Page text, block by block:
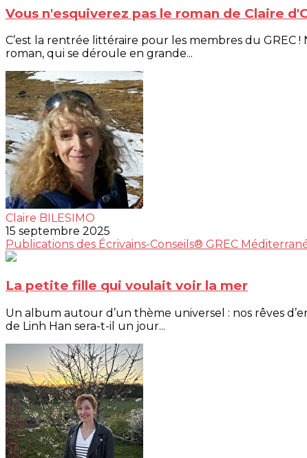
Vous n'esquiverez pas le roman de Claire
C’est la rentrée littéraire pour les membres du GREC
roman, qui se déroule en grande...
Claire BILESIMO
15 septembre 2025
Publications des Écrivains-Conseils® GREC
La petite fille qui voulait voir la mer
Un album autour d’un thème universel : nos rêves
de Linh Han sera-t-il un jour...